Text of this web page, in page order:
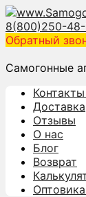
8(800)250-48-
Обратный
Самогонные
Доставка
Отзывы
О нас
Блог
Возврат